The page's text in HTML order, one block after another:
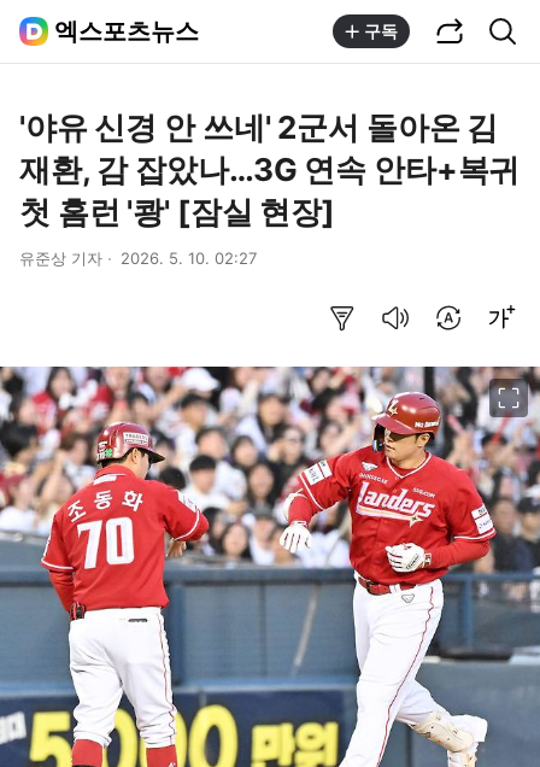
엑스포츠뉴스 구독
'야유 신경 안 쓰네' 2군서 돌아온 김
재환, 감 잡았나…3G 연속 안타+복귀
첫 홈런 '쾅' [잠실 현장]
유준상 기자 2026. 5. 10. 02:27